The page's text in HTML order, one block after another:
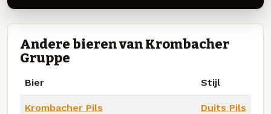
Andere bieren van Krombacher
Gruppe
Bier Stijl
Krombacher Pils Duits Pils